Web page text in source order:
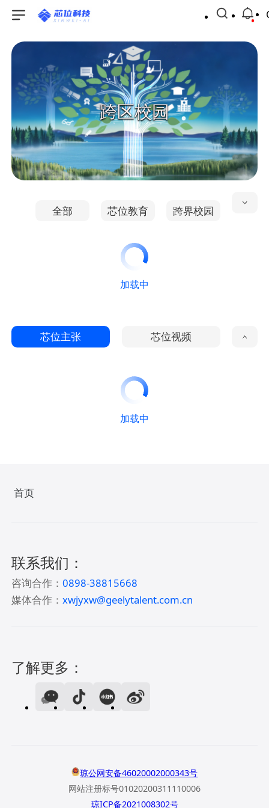
跨区校园
全部 芯位教育 跨界校园
加载中
芯位主张 芯位视频
加载中
首页
联系我们：
咨询合作：0898-38815668
媒体合作：xwjyxw@geelytalent.com.cn
了解更多：
琼公网安备46020002000343号
网站注册标号01020200311110006
琼ICP备2021008302号